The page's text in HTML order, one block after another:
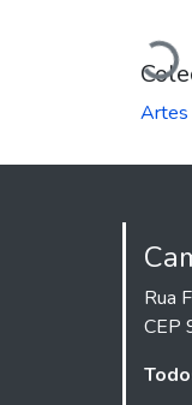
Artes
Rua
CEP